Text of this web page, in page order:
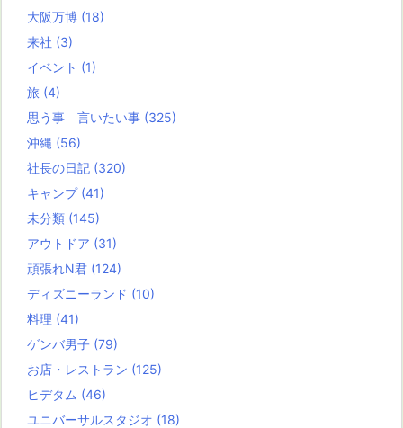
大阪万博 (18)
来社 (3)
イベント (1)
旅 (4)
思う事 言いたい事 (325)
沖縄 (56)
社長の日記 (320)
キャンプ (41)
未分類 (145)
アウトドア (31)
頑張れN君 (124)
ディズニーランド (10)
料理 (41)
ゲンバ男子 (79)
お店・レストラン (125)
ヒデタム (46)
ユニバーサルスタジオ (18)